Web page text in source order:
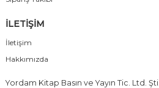
İLETİŞİM
İletişim
Hakkımızda
Yordam Kitap Basın ve Yayın Tic. Ltd. Şti.